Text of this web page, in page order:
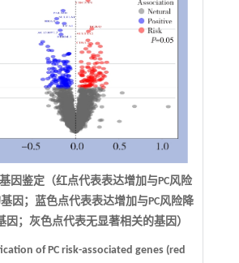
因鉴定（红点代表表达增加与 PC风险
因；蓝色点代表表达增加与 PC风险降
因；灰色点代表无显著相关的基因）
of PC risk-associated genes (red